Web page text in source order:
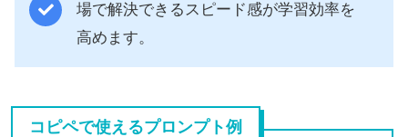
場で解決できるスピード感が学習効率を
高めます。
コピペで使えるプロンプト例